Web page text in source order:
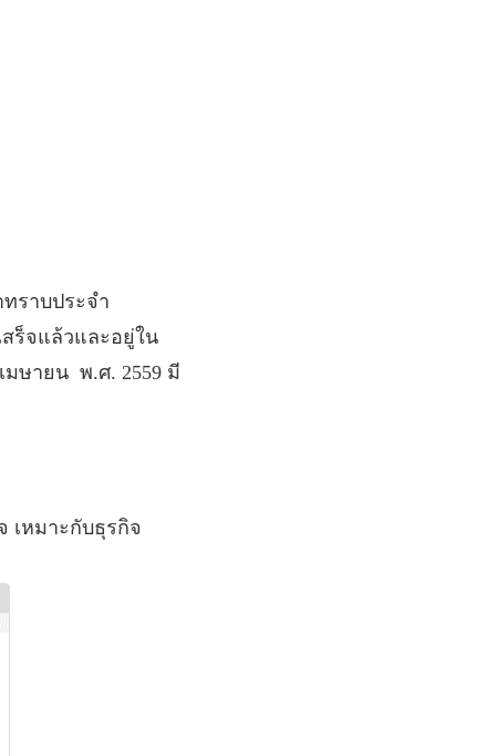
ราบประจำ
ร็จแล้วและอยู่ใน
มษายน พ.ศ. 2559 มี
เหมาะกับธุรกิจ